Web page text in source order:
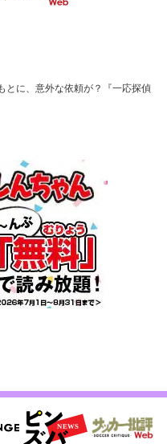
とに、意外な依頼が？『一応探偵